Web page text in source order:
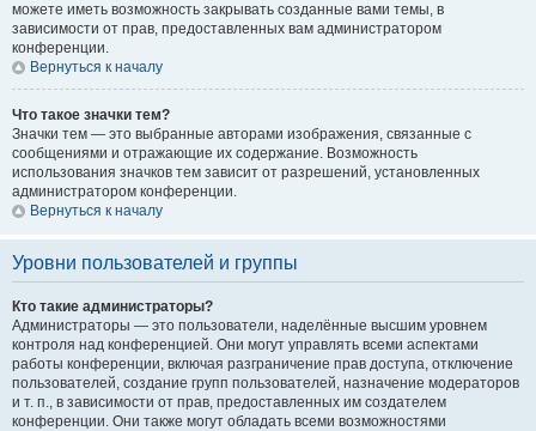
можете иметь возможность закрывать созданные вами темы, в
зависимости от прав, предоставленных вам администратором
конференции.
Вернуться к началу
Что такое значки тем?
Значки тем — это выбранные авторами изображения, связанные с
сообщениями и отражающие их содержание. Возможность
использования значков тем зависит от разрешений, установленных
администратором конференции.
Вернуться к началу
Уровни пользователей и группы
Кто такие администраторы?
Администраторы — это пользователи, наделённые высшим уровнем
контроля над конференцией. Они могут управлять всеми аспектами
работы конференции, включая разграничение прав доступа, отключение
пользователей, создание групп пользователей, назначение модераторов
и т. п., в зависимости от прав, предоставленных им создателем
конференции. Они также могут обладать всеми возможностями